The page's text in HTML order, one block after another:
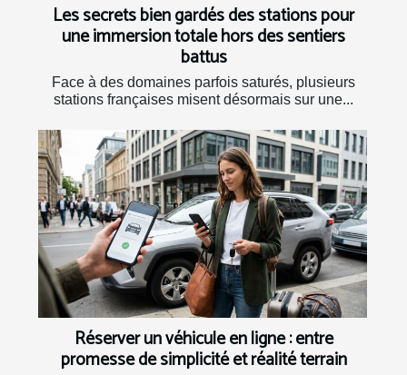
Les secrets bien gardés des stations pour
une immersion totale hors des sentiers
battus
Face à des domaines parfois saturés, plusieurs
stations françaises misent désormais sur une...
Réserver un véhicule en ligne : entre
promesse de simplicité et réalité terrain